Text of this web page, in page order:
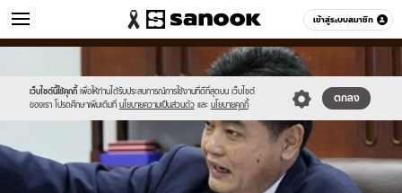
เข้าสู่ระบบสมาชิก
ข่าว หมวดอื่นๆ
เว็บไซต์นี้ใช้คุกกี้ เพื่อให้ท่านได้รับประสบการณ์การใช้งานที่ดีที่สุดบน เว็บไซต์
ของเรา โปรดศึกษาเพิ่มเติมที่ นโยบายความเป็นส่วนตัว และ นโยบายคุกกี้
ตกลง
sanook.png
//s.isanook.com/ns/0/ud/364/1821554/628579-